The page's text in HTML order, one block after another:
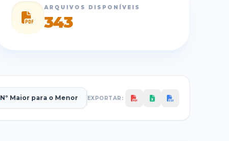
ARQUIVOS DISPONÍVEIS
343
Nº Maior para o Menor EXPORTAR: